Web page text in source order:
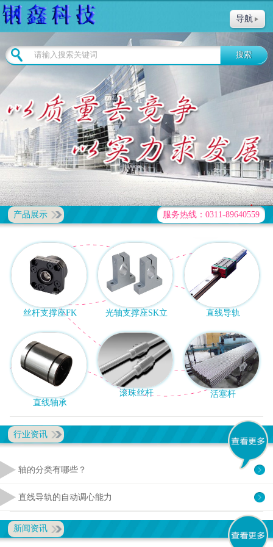
导航
产品展示 服务热线：0311-89640559
丝杆支撑座FK 光轴支撑座SK立 直线导轨
直线轴承
滚珠丝杆 活塞杆
行业资讯
轴的分类有哪些？
直线导轨的自动调心能力
新闻资讯